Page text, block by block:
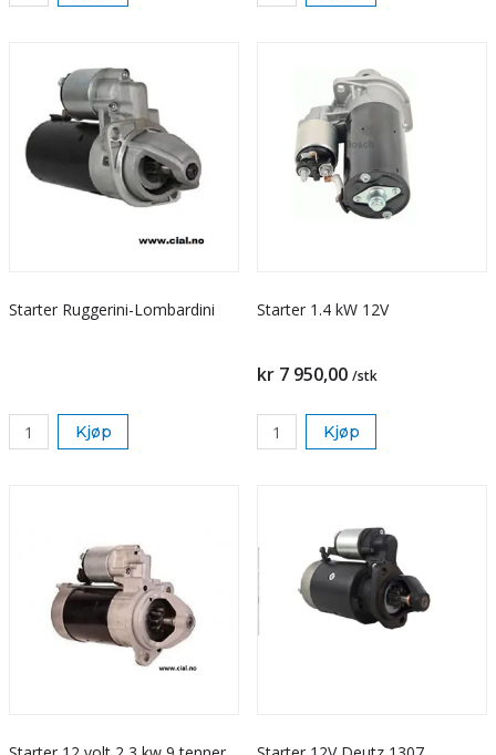
Starter Ruggerini-Lombardini
Kjøp
Starter 1.4 kW 12V
kr 7 950,00 /stk
Kjøp